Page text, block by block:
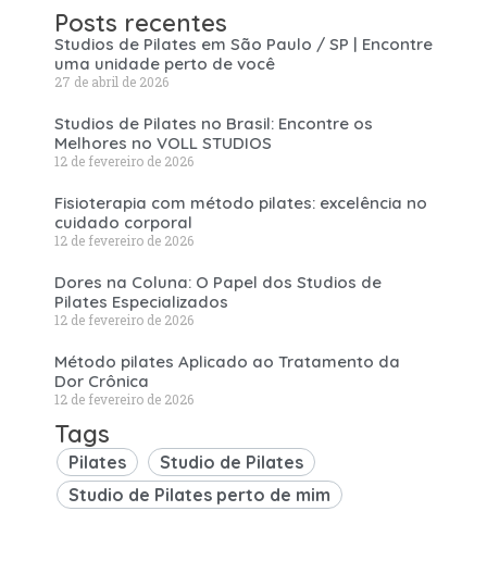
Posts recentes
Studios de Pilates em São Paulo / SP | Encontre
uma unidade perto de você
27 de abril de 2026
Studios de Pilates no Brasil: Encontre os
Melhores no VOLL STUDIOS
12 de fevereiro de 2026
Fisioterapia com método pilates: excelência no
cuidado corporal
12 de fevereiro de 2026
Dores na Coluna: O Papel dos Studios de
Pilates Especializados
12 de fevereiro de 2026
Método pilates Aplicado ao Tratamento da
Dor Crônica
12 de fevereiro de 2026
Tags
Pilates
Studio de Pilates
Studio de Pilates perto de mim